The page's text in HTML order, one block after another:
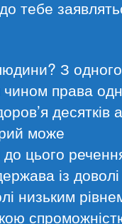
тебе
З
права
десятків
може
цього
із доволі
низьким